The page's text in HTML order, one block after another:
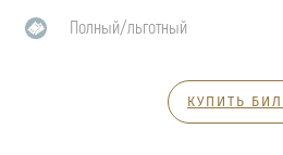
Полный/льготный
КУПИТЬ